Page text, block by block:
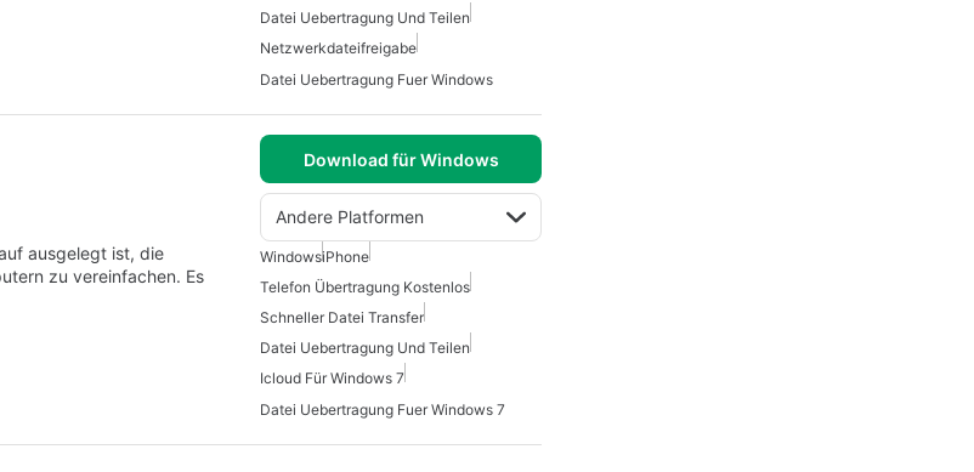
Datei Uebertragung Und Teilen
Netzwerkdateifreigabe
Datei Uebertragung Fuer Windows
Download für Windows
Andere Platformen
ausgelegt ist, die
zu vereinfachen. Es
WindowsiPhone
Telefon Übertragung Kostenlos
Schneller Datei Transfer
Datei Uebertragung Und Teilen
Icloud Für Windows 7
Datei Uebertragung Fuer Windows 7